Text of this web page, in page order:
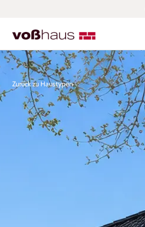
Zurück zu Haustypen